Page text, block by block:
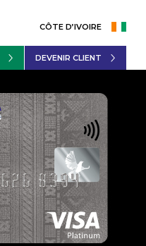
CÔTE D’IVOIRE
DEVENIR CLIENT